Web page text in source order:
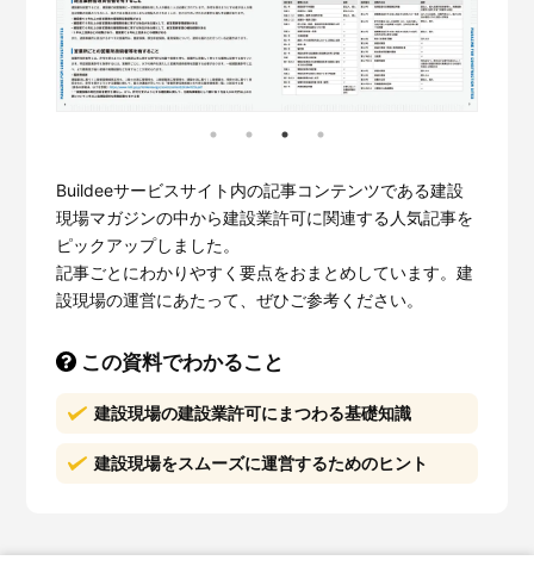
Buildeeサービスサイト内の記事コンテンツである建設
現場マガジンの中から建設業許可に関連する人気記事を
ピックアップしました。
記事ごとにわかりやすく要点をおまとめしています。建
設現場の運営にあたって、ぜひご参考ください。
この資料でわかること
建設現場の建設業許可にまつわる基礎知識
建設現場をスムーズに運営するためのヒント